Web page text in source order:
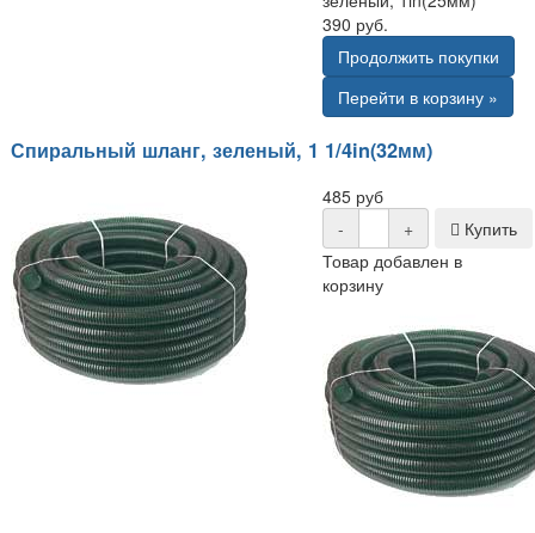
390 руб.
Продолжить покупки
Перейти в корзину »
Спиральный шланг, зеленый, 1 1/4in(32мм)
485 руб
-
+
Купить
Товар добавлен в
корзину